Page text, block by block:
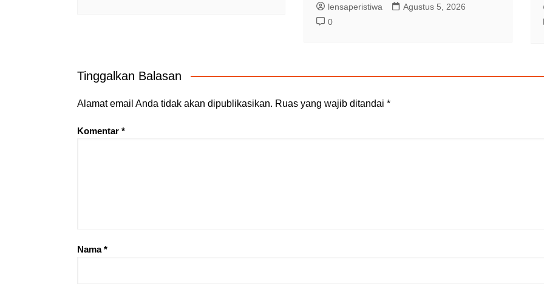
lensaperistiwa
Agustus 5, 2026
0
Tinggalkan Balasan
Alamat email Anda tidak akan dipublikasikan. Ruas yang wajib ditandai *
Komentar *
Nama*